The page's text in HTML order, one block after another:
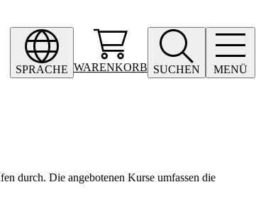
SPRACHE WARENKORB SUCHEN MENÜ
durch. Die angebotenen Kurse umfassen die